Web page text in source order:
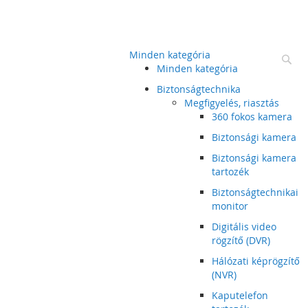
Minden kategória
Minden kategória
Biztonságtechnika
Megfigyelés, riasztás
360 fokos kamera
Biztonsági kamera
Biztonsági kamera
tartozék
Biztonságtechnikai
monitor
Digitális video
rögzítő (DVR)
Hálózati képrögzítő
(NVR)
Kaputelefon